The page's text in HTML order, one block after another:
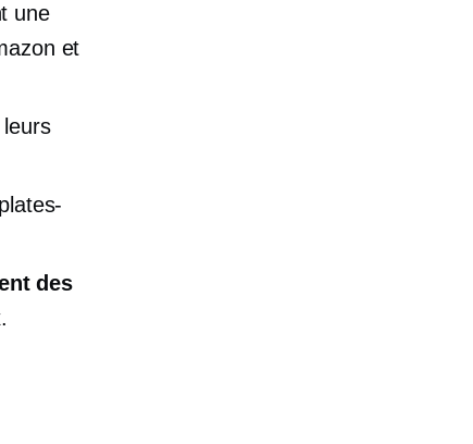
une
et
des